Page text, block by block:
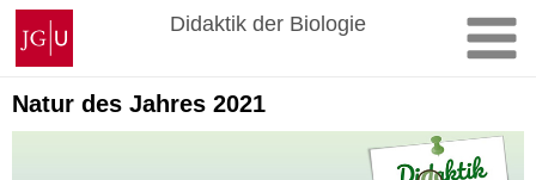
Zum
Inhalt
springen
Johannes
Gutenberg-
Universität
Mainz
Didaktik der Biologie
Natur des Jahres 2021